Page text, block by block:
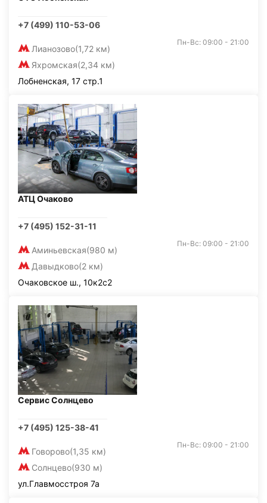
+7 (499) 110-53-06
Лианозово(1,72 км)
Яхромская(2,34 км)
Пн-Вс: 09:00 - 21:00
Лобненская, 17 стр.1
АТЦ Очаково
+7 (495) 152-31-11
Аминьевская(980 м)
Давыдково(2 км)
Пн-Вс: 09:00 - 21:00
Очаковское ш., 10к2с2
Сервис Солнцево
+7 (495) 125-38-41
Говорово(1,35 км)
Солнцево(930 м)
Пн-Вс: 09:00 - 21:00
ул.Главмосстроя 7а